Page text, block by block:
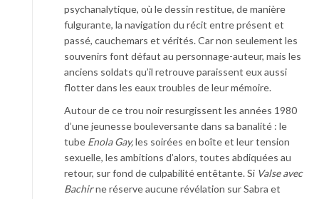
psychanalytique, où le dessin restitue, de manière
fulgurante, la navigation du récit entre présent et
passé, cauchemars et vérités. Car non seulement les
souvenirs font défaut au personnage-auteur, mais les
anciens soldats qu’il retrouve paraissent eux aussi
flotter dans les eaux troubles de leur mémoire.
Autour de ce trou noir resurgissent les années 1980
d’une jeunesse bouleversante dans sa banalité : le
tube Enola Gay,les soirées en boîte et leur tension
sexuelle, les ambitions d’alors, toutes abdiquées au
retour, sur fond de culpabilité entêtante. Si Valse avec
Bachirne réserve aucune révélation sur Sabra et